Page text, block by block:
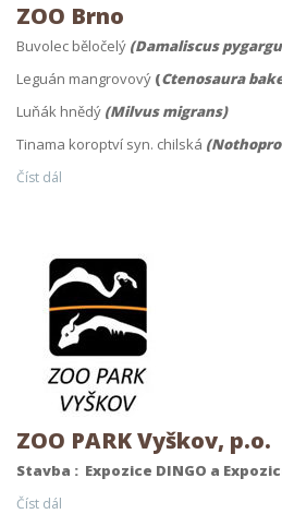
ZOO Brno
Buvolec běločelý (Damaliscus
Leguán mangrovový (Ctenosaura
Luňák hnědý (Milvus migrans)
Tinama koroptví syn. chilská
Číst dál
ZOO PARK Vyškov, p.o.
Stavba : Expozice DINGO a
Číst dál